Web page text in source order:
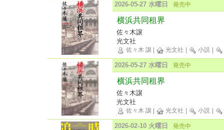
2026-05-27 水曜日 発売中
横浜共同租界
佐々木譲
光文社
佐々木 譲 光文社 小説
2026-05-27 水曜日 発売中
横浜共同租界
佐々木譲
光文社
佐々木 譲 光文社 小説
2026-02-10 火曜日 発売中